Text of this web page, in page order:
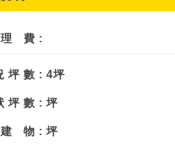
理 費 :
坪 數 : 4坪
坪 數 : 坪
建 物 : 坪